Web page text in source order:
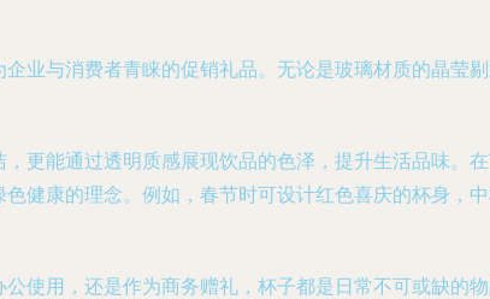
业与消费者青睐的促销礼品。无论是玻璃材质的晶莹
更能通过透明质感展现饮品的色泽，提升生活品味。
健康的理念。例如，春节时可设计红色喜庆的杯身，
使用，还是作为商务赠礼，杯子都是日常不可或缺的